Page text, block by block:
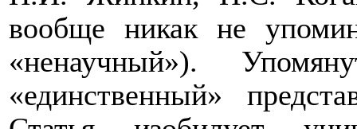
вообще никак не
«ненаучный»).
«единственный»